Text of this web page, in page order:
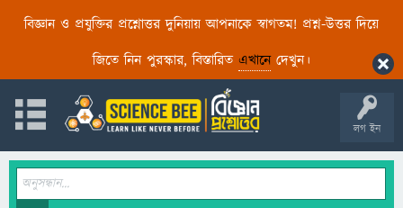
বিজ্ঞান ও প্রযুক্তির প্রশ্নোত্তর দুনিয়ায় আপনাকে স্বাগতম! প্রশ্ন-উত্তর দিয়ে
জিতে নিন পুরস্কার, বিস্তারিত এখানেদেখুন।
লগ ইন